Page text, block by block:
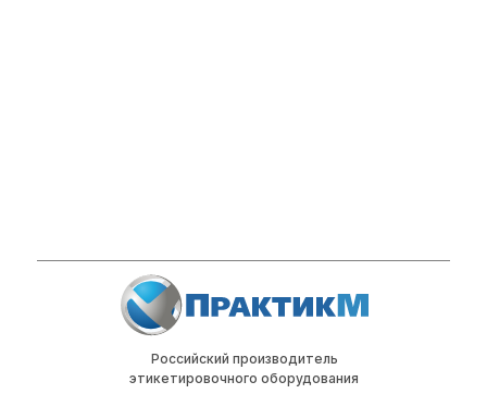
Российский производитель
этикетировочного оборудования